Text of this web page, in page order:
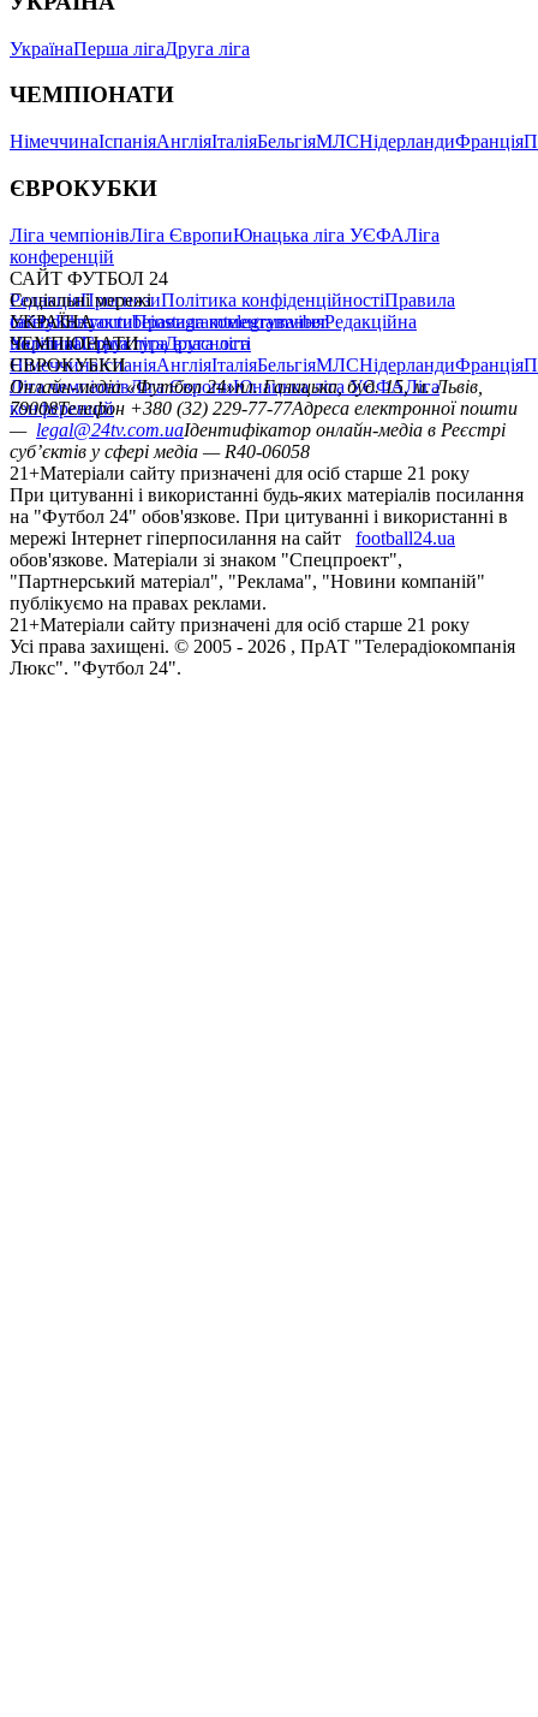
УкраїнаПерша лігаДруга ліга
ЧЕМПІОНАТИ
НімеччинаІспаніяАнгліяІталіяБельгіяМЛСНідерландиФранція
ЄВРОКУБКИ
Ліга чемпіонівЛіга ЄвропиЮнацька ліга УЄФАЛіга
конференцій
САЙТ ФУТБОЛ 24
РедакціяПрогнозиПолітика конфіденційностіПравила
сайтуКонтактиПравила коментуванняРедакційна
політикаСтруктура власності
Соціальні мережі
facebookxyoutubeinstagramtelegramviber
УКРАЇНА
УкраїнаПерша лігаДруга ліга
ЧЕМПІОНАТИ
НімеччинаІспаніяАнгліяІталіяБельгіяМЛСНідерландиФранція
ЄВРОКУБКИ
Ліга чемпіонівЛіга ЄвропиЮнацька ліга УЄФАЛіга
конференцій
Онлайн-медіа «Футбол 24»пл. Галицька, буд. 15, м. Львів,
79008Телефон +380 (32) 229-77-77Адреса електронної пошти
— legal@24tv.com.uaІдентифікатор онлайн-медіа в Реєстрі
суб’єктів у сфері медіа — R40-06058
21+Матеріали сайту призначені для осіб старше 21 року
При цитуванні і використанні будь-яких матеріалів посилання
на "Футбол 24" обов'язкове. При цитуванні і використанні в
мережі Інтернет гіперпосилання на сайт
football24.ua
обов'язкове. Матеріали зі знаком "Спецпроект",
"Партнерський матеріал", "Реклама", "Новини компаній"
публікуємо на правах реклами.
21+Матеріали сайту призначені для осіб старше 21 року
Усi права захищенi. © 2005 - 2026 , ПрАТ "Телерадіокомпанія
Люкс". "Футбол 24".